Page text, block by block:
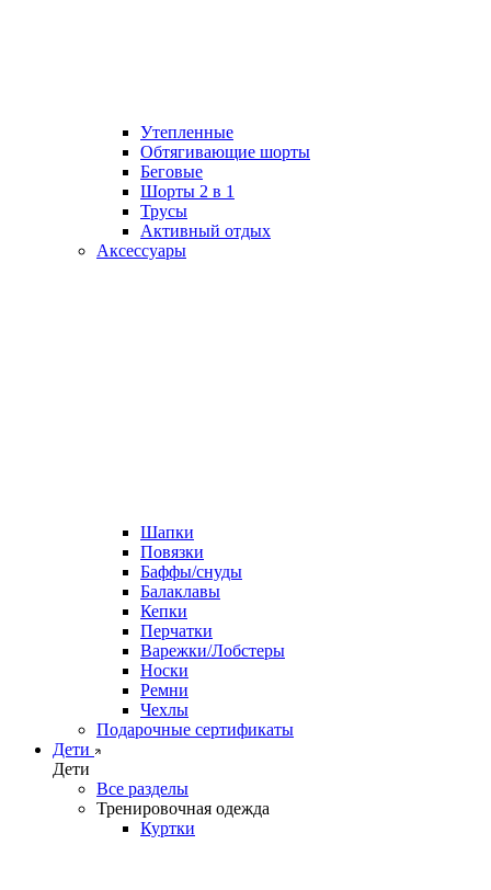
Утепленные
Обтягивающие шорты
Беговые
Шорты 2 в 1
Трусы
Активный отдых
Аксессуары
Шапки
Повязки
Баффы/снуды
Балаклавы
Кепки
Перчатки
Варежки/Лобстеры
Носки
Ремни
Чехлы
Подарочные сертификаты
Дети
Дети
Все разделы
Тренировочная одежда
Куртки